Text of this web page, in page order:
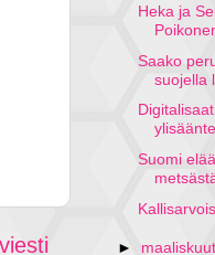
Heka ja
Saako
suojella
Suomi
►